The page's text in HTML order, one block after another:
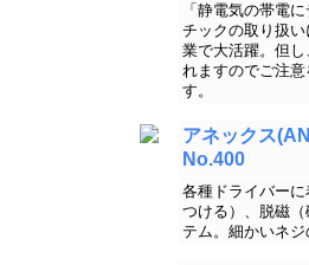
「静電気の帯電
チックの取り扱
業で大活躍。但
れますのでご注
す。
アネックス
No.400
各種ドライバー
つける）、脱磁
テム。細かいネジ